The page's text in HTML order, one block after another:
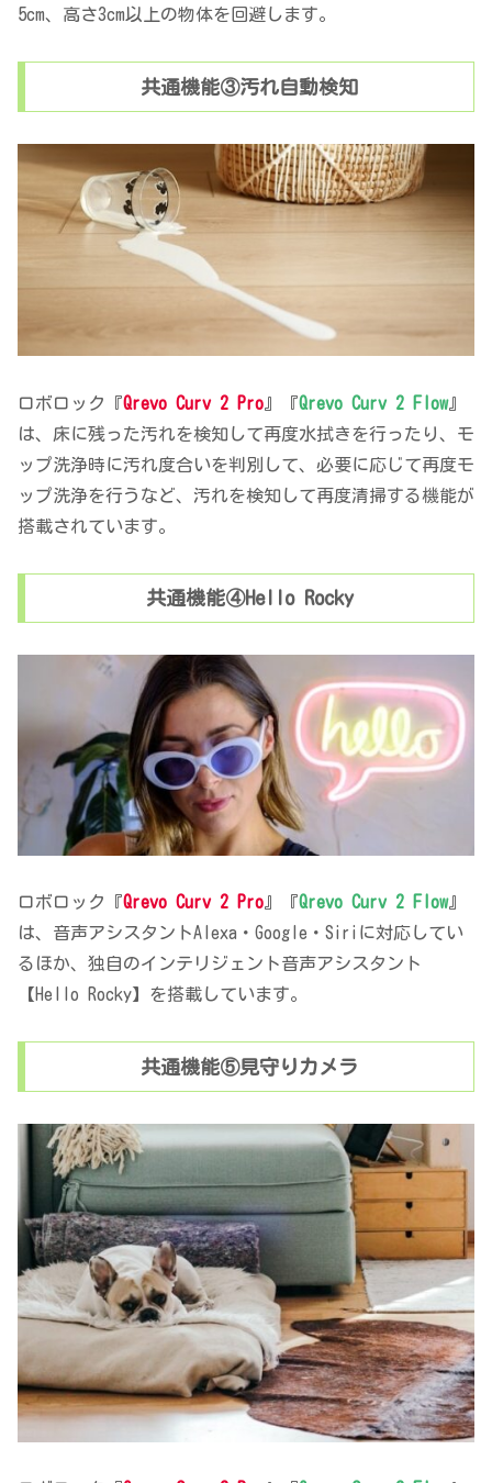
5cm、高さ3cm以上の物体を回避します。
共通機能③汚れ自動検知
ロボロック『Qrevo Curv 2 Pro 』『Qrevo Curv 2 Flow』
は、床に残った汚れを検知して再度水拭きを行ったり、モ
ップ洗浄時に汚れ度合いを判別して、必要に応じて再度モ
ップ洗浄を行うなど、汚れを検知して再度清掃する機能が
搭載されています。
共通機能④Hello Rocky
ロボロック『Qrevo Curv 2 Pro 』『Qrevo Curv 2 Flow』
は、音声アシスタントAlexa・Google・Siriに対応してい
るほか、独自のインテリジェント音声アシスタント
【Hello Rocky】を搭載しています。
共通機能⑤見守りカメラ